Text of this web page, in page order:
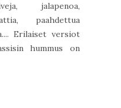
jalapenoa,
paahdettua
Erilaiset versiot
hummus on